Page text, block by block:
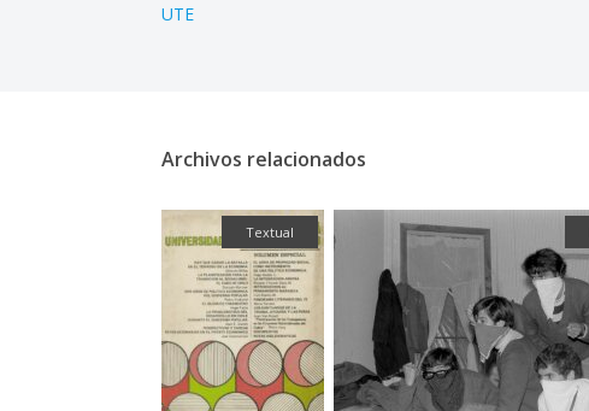
UTE
Archivos relacionados
Textual